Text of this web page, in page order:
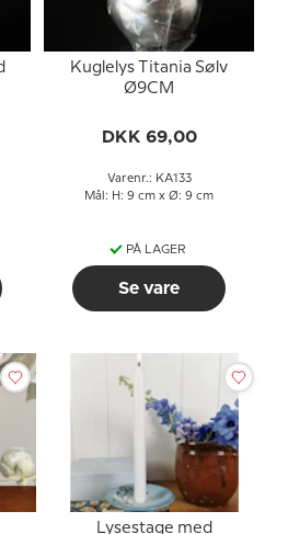
Kuglelys Titania Sølv
Ø9CM
DKK 69,00
Varenr.: KA133
Mål: H: 9 cm x Ø: 9 cm
PÅ LAGER
Se vare
Lysestage med